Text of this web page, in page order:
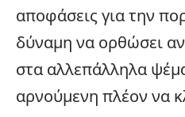
αποφάσεις για την
δύναμη να ορθώσει
στα αλλεπάλληλα
αρνούμενη πλέον να